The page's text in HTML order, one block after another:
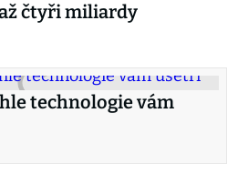
čtyři miliardy
technologie vám